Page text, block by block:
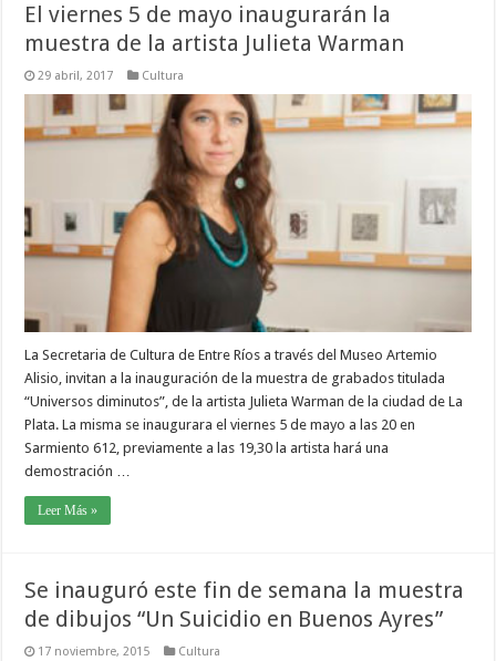
El viernes 5 de mayo inaugurarán la
muestra de la artista Julieta Warman
29 abril, 2017 Cultura
La Secretaria de Cultura de Entre Ríos a través del Museo Artemio
Alisio, invitan a la inauguración de la muestra de grabados titulada
“Universos diminutos”, de la artista Julieta Warman de la ciudad de La
Plata. La misma se inaugurara el viernes 5 de mayo a las 20 en
Sarmiento 612, previamente a las 19,30 la artista hará una
demostración …
Leer Más »
Se inauguró este fin de semana la muestra
de dibujos “Un Suicidio en Buenos Ayres”
17 noviembre, 2015 Cultura